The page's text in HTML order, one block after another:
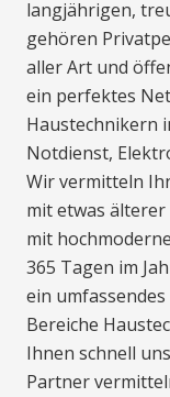
langjährigen,
gehören
aller Art und
ein perfektes
Haustechnikern
Notdienst,
Wir vermitteln
mit etwas
mit
365 Tagen im
ein
Bereiche
Ihnen schnell
Partner